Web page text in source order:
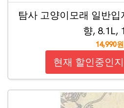
탐사 고양이모래 일반
향, 8.1L,
14,990원
현재 할인중인